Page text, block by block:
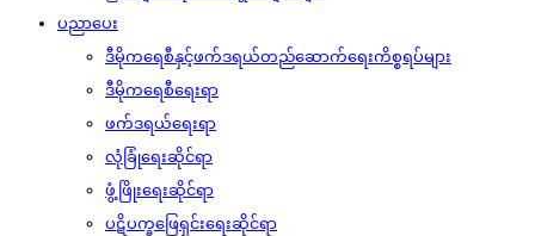
ပညာပေး
ဒီမိုကရေစီနှင့်ဖက်ဒရယ်တည်ဆောက်‌ရေးကိစ္စရပ်များ
ဒီမိုကရေစီရေးရာ
ဖက်ဒရယ်ရေးရာ
လုံခြုံရေးဆိုင်ရာ
ဖွံ့ဖြိုးရေးဆိုင်ရာ
ပဋိပက္ခဖြေရှင်းရေးဆိုင်ရာ